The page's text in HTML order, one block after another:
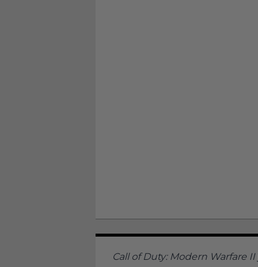
Call of Duty: Modern Warfare II